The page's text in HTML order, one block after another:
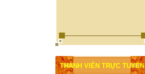
THÀNH VIÊN TRỰC TUYẾN